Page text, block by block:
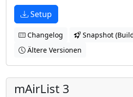
Setup
Changelog
Snapshot
Ältere Versionen
mAirList 3